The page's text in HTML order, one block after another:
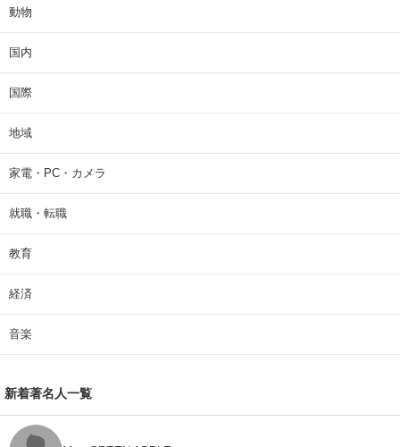
動物
国内
国際
地域
家電・PC・カメラ
就職・転職
教育
経済
音楽
新着著名人一覧